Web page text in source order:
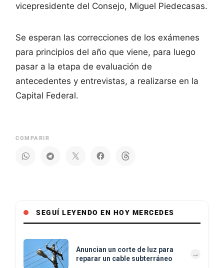
vicepresidente del Consejo, Miguel Piedecasas.
Se esperan las correcciones de los exámenes
para principios del año que viene, para luego
pasar a la etapa de evaluación de
antecedentes y entrevistas, a realizarse en la
Capital Federal.
COMPARIR
SEGUÍ LEYENDO EN HOY MERCEDES
Anuncian un corte de luz para
reparar un cable subterráneo